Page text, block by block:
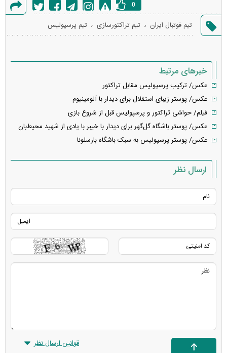
گزارش
خطا
0
تیم فوتبال ایران ، تیم تراکتورسازی ، تیم پرسپولیس
خبرهای مرتبط
عکس/ ترکیب پرسپولیس مقابل تراکتور
عکس/ پوستر زیبای استقلال برای دیدار با آلومینیوم
فیلم/ حواشی تراکتور و پرسپولیس قبل از شروع بازی
عکس/ پوستر باشگاه گل‌گهر برای دیدار با خیبر با یادی از شهید محیط‌بان
عکس/ پوستر پرسپولیس به سبک باشگاه بارسلونا
ارسال نظر
قوانین ارسال نظر